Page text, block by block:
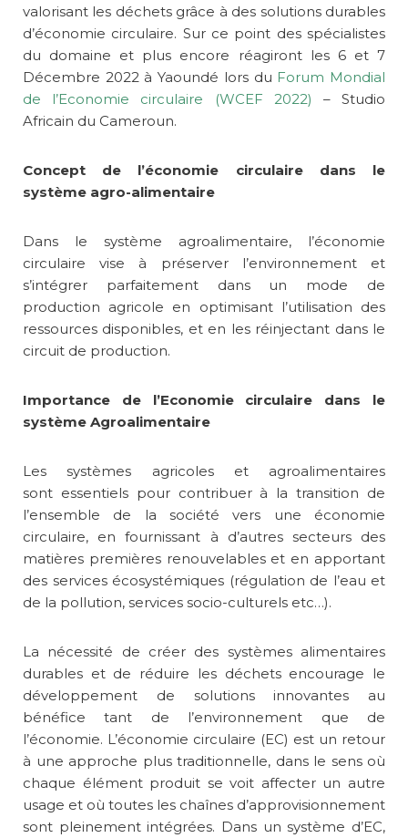
valorisant les déchets grâce à des solutions durables
d’économie circulaire. Sur ce point des spécialistes
du domaine et plus encore réagiront les 6 et 7
Décembre 2022 à Yaoundé lors du Forum Mondial
de l’Economie circulaire (WCEF 2022) – Studio
Africain du Cameroun.
Concept de l’économie circulaire dans le
système agro-alimentaire
Dans le système agroalimentaire, l’économie
circulaire vise à préserver l’environnement et
s’intégrer parfaitement dans un mode de
production agricole en optimisant l’utilisation des
ressources disponibles, et en les réinjectant dans le
circuit de production.
Importance de l’Economie circulaire dans le
système Agroalimentaire
Les systèmes agricoles et agroalimentaires
sont essentiels pour contribuer à la transition de
l’ensemble de la société vers une économie
circulaire, en fournissant à d’autres secteurs des
matières premières renouvelables et en apportant
des services écosystémiques (régulation de l’eau et
de la pollution, services socio-culturels etc…).
La nécessité de créer des systèmes alimentaires
durables et de réduire les déchets encourage le
développement de solutions innovantes au
bénéfice tant de l’environnement que de
l’économie. L’économie circulaire (EC) est un retour
à une approche plus traditionnelle, dans le sens où
chaque élément produit se voit affecter un autre
usage et où toutes les chaînes d’approvisionnement
sont pleinement intégrées. Dans un système d’EC,